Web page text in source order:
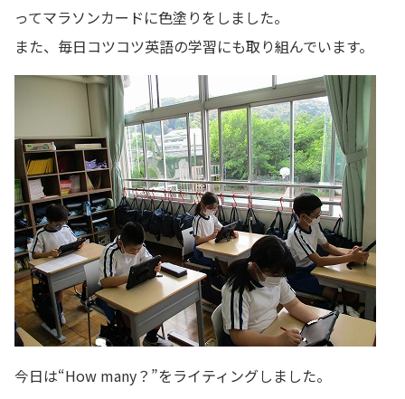
ってマラソンカードに色塗りをしました。
また、毎日コツコツ英語の学習にも取り組んでいます。
今日は“How many？”をライティングしました。